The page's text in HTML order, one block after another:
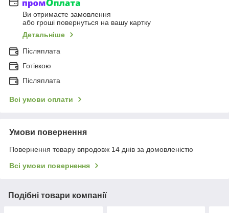
Ви отримаєте замовлення
або гроші повернуться на вашу картку
Детальніше
Післяплата
Готівкою
Післяплата
Всі умови оплати
Умови повернення
Повернення товару впродовж 14 днів за домовленістю
Всі умови повернення
Подібні товари компанії